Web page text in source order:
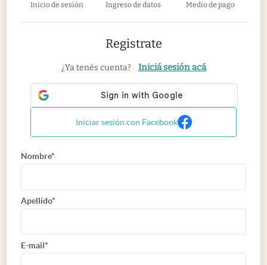
Inicio de sesión Ingreso de datos Medio de pago
Registrate
¿Ya tenés cuenta? Iniciá sesión acá
Iniciar sesión con Facebook
Nombre*
Apellido*
E-mail*